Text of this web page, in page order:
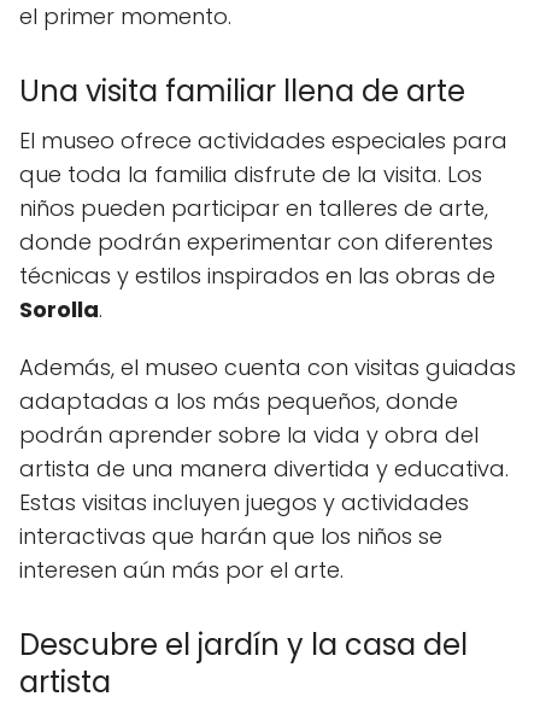
el primer momento.
Una visita familiar llena de arte
El museo ofrece actividades especiales para
que toda la familia disfrute de la visita. Los
niños pueden participar en talleres de arte,
donde podrán experimentar con diferentes
técnicas y estilos inspirados en las obras de
Sorolla.
Además, el museo cuenta con visitas guiadas
adaptadas a los más pequeños, donde
podrán aprender sobre la vida y obra del
artista de una manera divertida y educativa.
Estas visitas incluyen juegos y actividades
interactivas que harán que los niños se
interesen aún más por el arte.
Descubre el jardín y la casa del
artista